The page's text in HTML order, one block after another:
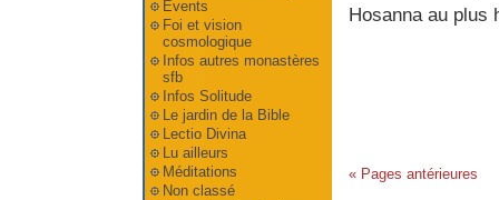
Hosanna au plus
« Pages antérieures
Events
Foi et vision
cosmologique
Infos autres monastères
sfb
Infos Solitude
Le jardin de la Bible
Lectio Divina
Lu ailleurs
Méditations
Non classé